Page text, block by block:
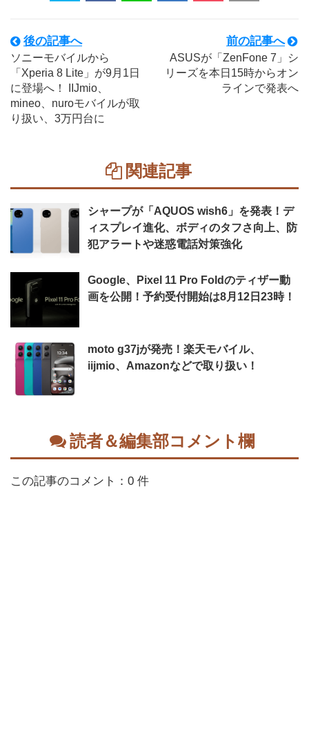
後の記事へ
ソニーモバイルから
「Xperia 8 Lite」が9月1日
に登場へ！ IIJmio、
mineo、nuroモバイルが取
り扱い、3万円台に
前の記事へ
ASUSが「ZenFone 7」シ
リーズを本日15時からオン
ラインで発表へ
関連記事
シャープが「AQUOS wish6」を発表！デ
ィスプレイ進化、ボディのタフさ向上、防
犯アラートや迷惑電話対策強化
Google、Pixel 11 Pro Foldのティザー動
画を公開！予約受付開始は8月12日23時！
moto g37jが発売！楽天モバイル、
iijmio、Amazonなどで取り扱い！
読者＆編集部コメント欄
この記事のコメント：0 件